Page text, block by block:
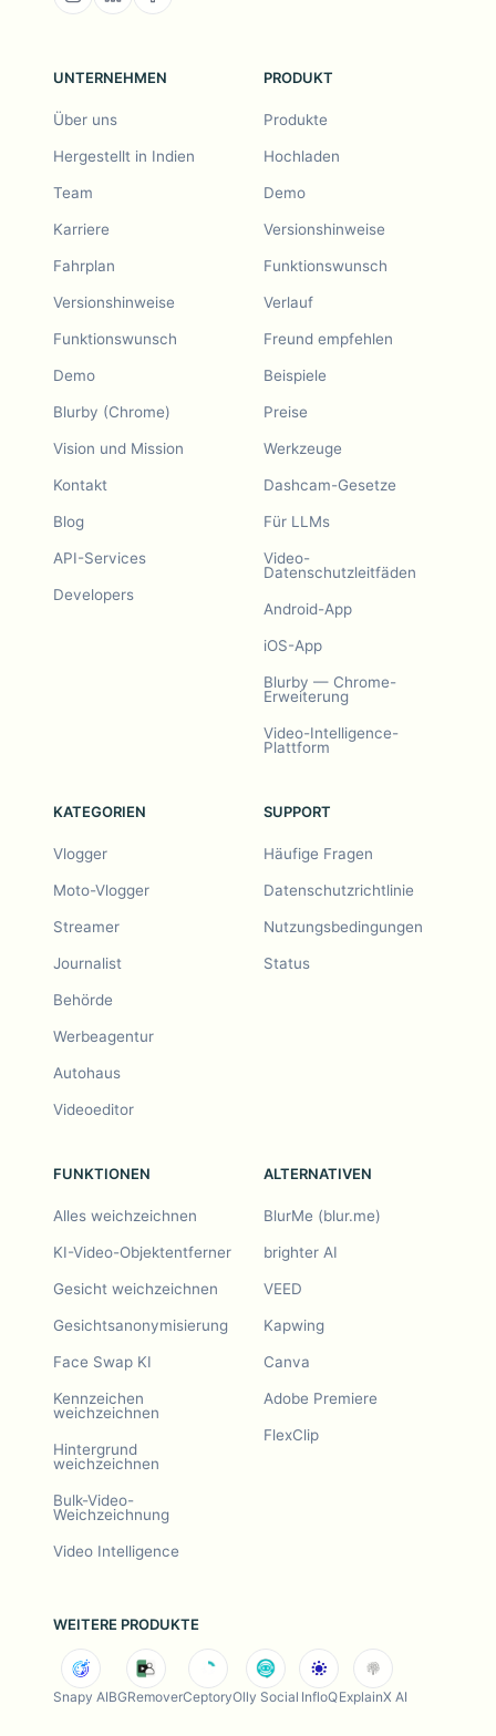
UNTERNEHMEN
Über uns
Hergestellt in Indien
Team
Karriere
Fahrplan
Versionshinweise
Funktionswunsch
Demo
Blurby (Chrome)
Vision und Mission
Kontakt
Blog
API-Services
Developers
PRODUKT
Produkte
Hochladen
Demo
Versionshinweise
Funktionswunsch
Verlauf
Freund empfehlen
Beispiele
Preise
Werkzeuge
Dashcam-Gesetze
Für LLMs
Video-
Datenschutzleitfäden
Android-App
iOS-App
Blurby — Chrome-
Erweiterung
Video-Intelligence-
Plattform
KATEGORIEN
Vlogger
Moto-Vlogger
Streamer
Journalist
Behörde
Werbeagentur
Autohaus
Videoeditor
SUPPORT
Häufige Fragen
Datenschutzrichtlinie
Nutzungsbedingungen
Status
FUNKTIONEN
Alles weichzeichnen
KI-Video-Objektentferner
Gesicht weichzeichnen
Gesichtsanonymisierung
Face Swap KI
Kennzeichen
weichzeichnen
Hintergrund
weichzeichnen
Bulk-Video-
Weichzeichnung
Video Intelligence
ALTERNATIVEN
BlurMe (blur.me)
brighter AI
VEED
Kapwing
Canva
Adobe Premiere
FlexClip
WEITERE PRODUKTE
Snapy AIBGRemoverCeptoryOlly Social InfloQExplainX AI